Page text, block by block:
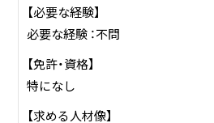
【必要な経験】
必要な経験 ：不問
【免許・資格】
特になし
【求める人材像】